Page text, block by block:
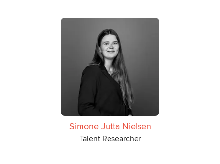
Simone Jutta Nielsen
Talent Researcher